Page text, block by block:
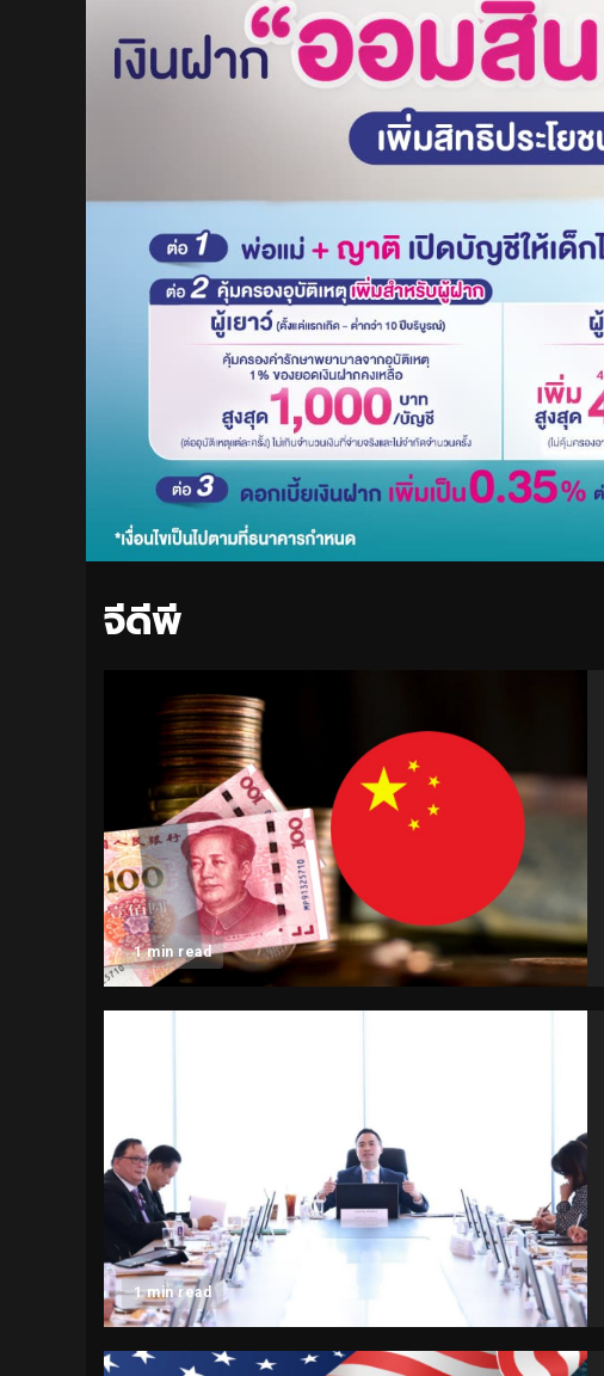
จีดีพี
1 min read
1 min read